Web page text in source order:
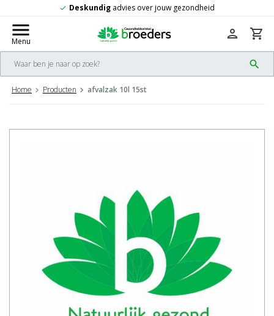
advies over jouw gezondheid
menu
Menu
search
person shopping_cart
Home Producten afvalzak 10l 15st